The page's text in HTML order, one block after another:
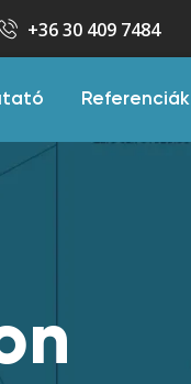
+36 30 409 7484
Referenciák